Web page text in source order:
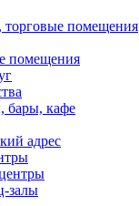
помещения
помещения
бары, кафе
адрес
залы